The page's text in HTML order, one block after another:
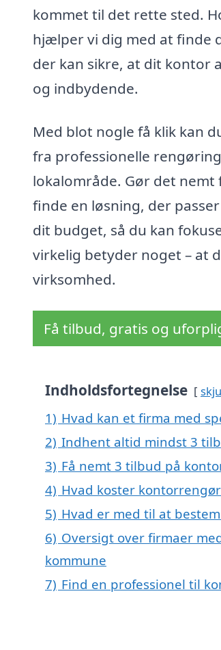
kommet til det rette sted.
hjælper vi dig med at finde
der kan sikre, at dit kontor
og indbydende.
Med blot nogle få klik kan
fra professionelle
lokalområde. Gør det nemt
finde en løsning, der
dit budget, så du kan
virkelig betyder noget – at
virksomhed.
Få tilbud, gratis og
Indholdsfortegnelse
1) Hvad kan et firma med
2) Indhent altid mindst 3
3) Få nemt 3 tilbud på
4) Hvad koster
5) Hvad er med til at
6) Oversigt over firmaer
kommune
7) Find en professionel til